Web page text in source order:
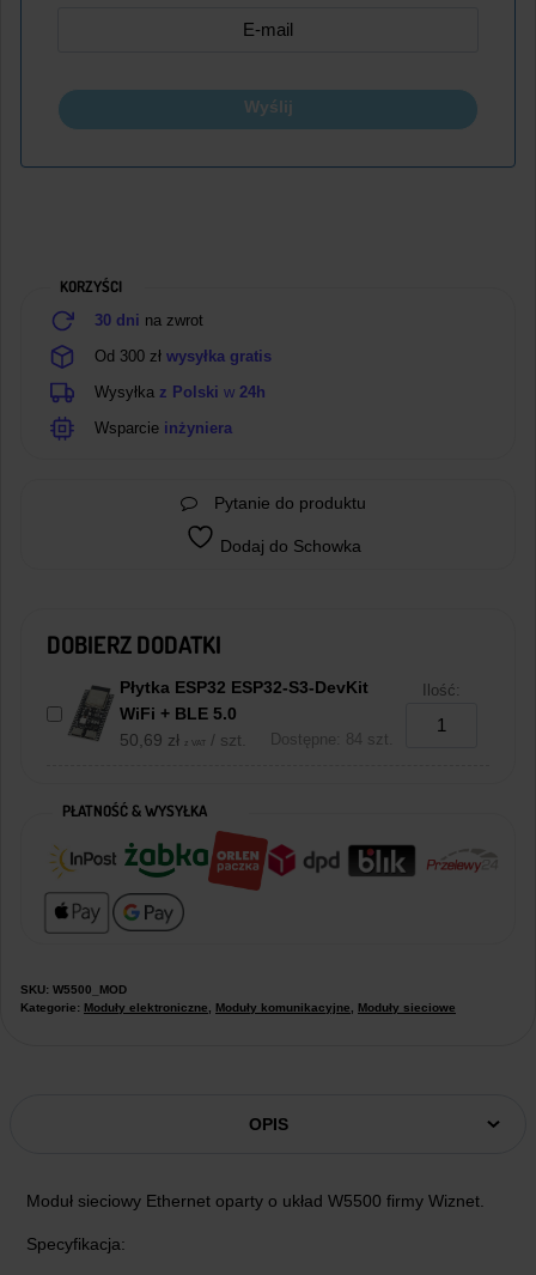
Wyślij
KORZYŚCI
30 dni na zwrot
Od 300 zł wysyłka gratis
Wysyłka z Polski w 24h
Wsparcie inżyniera
Pytanie do produktu
Dodaj do Schowka
DOBIERZ DODATKI
Płytka ESP32 ESP32-S3-DevKit
WiFi + BLE 5.0
50,69 zł z VAT / szt. Dostępne: 84 szt.
Ilość:
PŁATNOŚĆ & WYSYŁKA
SKU: W5500_MOD
Kategorie: Moduły elektroniczne Moduły komunikacyjne Moduły sieciowe
OPIS
Moduł sieciowy Ethernet oparty o układ W5500 firmy Wiznet.
Specyfikacja: